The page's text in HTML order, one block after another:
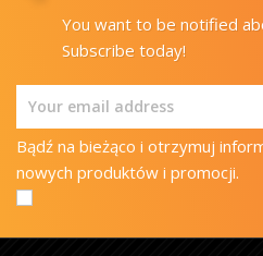
You want to be notified
Subscribe today!
Bądź na bieżąco i otrzymuj
nowych produktów i promocji.